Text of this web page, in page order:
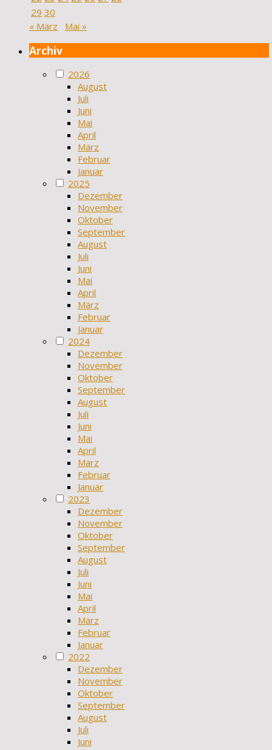
29 30
« März
Mai »
Archiv
2026
August
Juli
Juni
Mai
April
März
Februar
Januar
2025
Dezember
November
Oktober
September
August
Juli
Juni
Mai
April
März
Februar
Januar
2024
Dezember
November
Oktober
September
August
Juli
Juni
Mai
April
März
Februar
Januar
2023
Dezember
November
Oktober
September
August
Juli
Juni
Mai
April
März
Februar
Januar
2022
Dezember
November
Oktober
September
August
Juli
Juni